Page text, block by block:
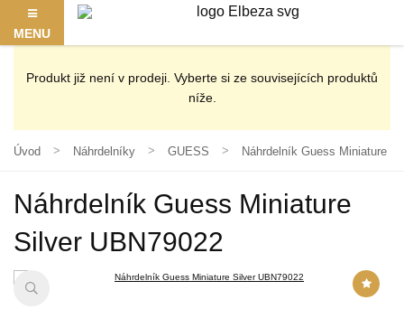
MENU
Produkt již není v prodeji. Vyberte si ze souvisejících produktů
níže.
Úvod Náhrdelníky GUESS Náhrdelník Guess Miniature
Náhrdelník Guess Miniature
Silver UBN79022